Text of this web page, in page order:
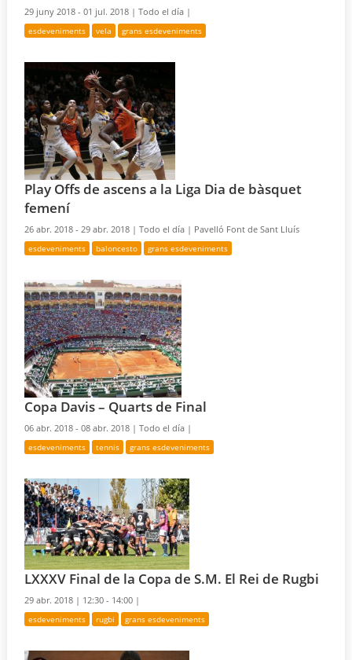
29 juny 2018 - 01 jul. 2018 |Todo el día |
esdeveniments vela grans esdeveniments
Play Offs de ascens a la Liga Dia de bàsquet
femení
26 abr. 2018 - 29 abr. 2018 |Todo el día | Pavelló Font de Sant Lluís
esdeveniments baloncesto grans esdeveniments
Copa Davis – Quarts de Final
06 abr. 2018 - 08 abr. 2018 |Todo el día |
esdeveniments tennis grans esdeveniments
LXXXV Final de la Copa de S.M. El Rei de Rugbi
29 abr. 2018 | 12:30 - 14:00 |
esdeveniments rugbi grans esdeveniments